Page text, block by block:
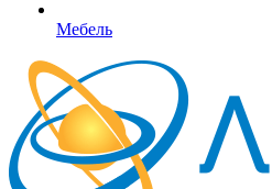
Мебель